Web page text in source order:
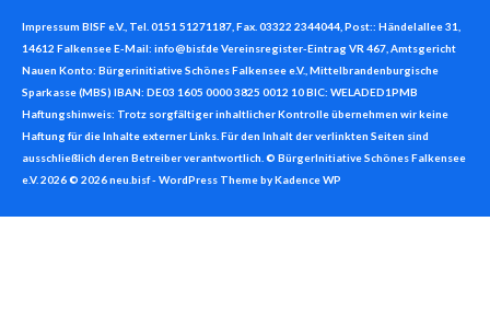
Impressum BISF e.V., Tel. 0151 51271187, Fax. 03322 2344044, Post:: Händelallee 31,
14612 Falkensee E-Mail: info@bisf.de Vereinsregister-Eintrag VR 467, Amtsgericht
Nauen Konto: Bürgerinitiative Schönes Falkensee e.V., Mittelbrandenburgische
Sparkasse (MBS) IBAN: DE03 1605 0000 3825 0012 10 BIC: WELADED1PMB
Haftungshinweis: Trotz sorgfältiger inhaltlicher Kontrolle übernehmen wir keine
Haftung für die Inhalte externer Links. Für den Inhalt der verlinkten Seiten sind
ausschließlich deren Betreiber verantwortlich. © BürgerInitiative Schönes Falkensee
e.V. 2026 © 2026 neu.bisf - WordPress Theme byKadence WP